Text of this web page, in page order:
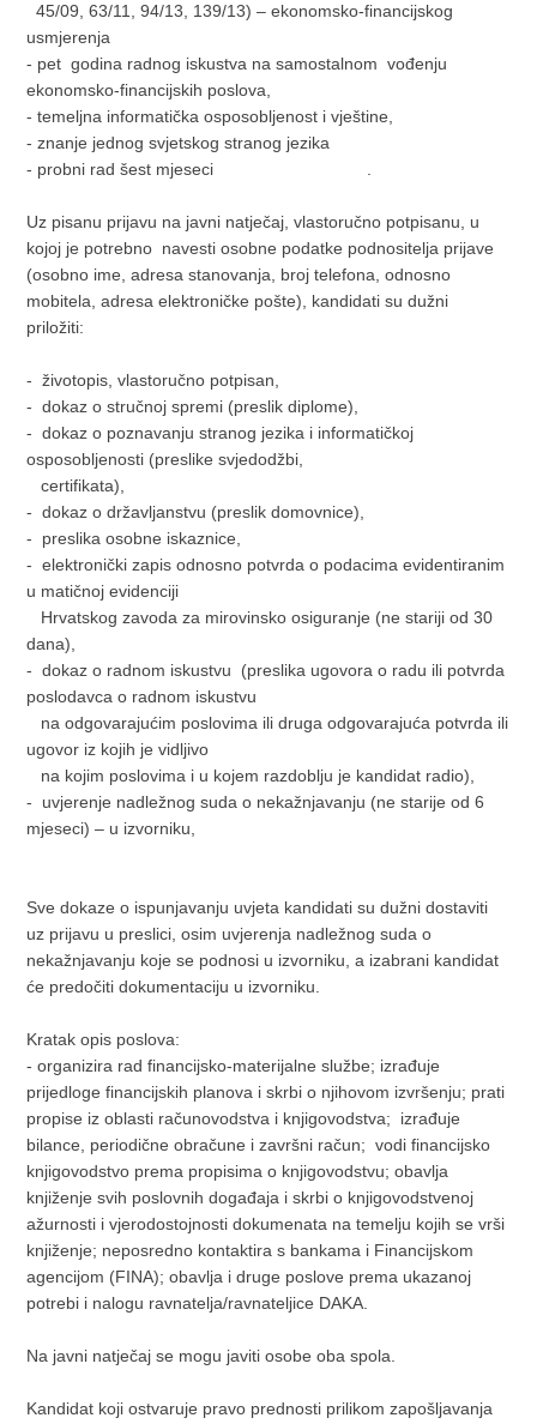
45/09, 63/11, 94/13, 139/13) – ekonomsko-financijskog
usmjerenja
- pet godina radnog iskustva na samostalnom vođenju
ekonomsko-financijskih poslova,
- temeljna informatička osposobljenost i vještine,
- znanje jednog svjetskog stranog jezika
- probni rad šest mjeseci .
Uz pisanu prijavu na javni natječaj, vlastoručno potpisanu, u
kojoj je potrebno navesti osobne podatke podnositelja prijave
(osobno ime, adresa stanovanja, broj telefona, odnosno
mobitela, adresa elektroničke pošte), kandidati su dužni
priložiti:
- životopis, vlastoručno potpisan,
- dokaz o stručnoj spremi (preslik diplome),
- dokaz o poznavanju stranog jezika i informatičkoj
osposobljenosti (preslike svjedodžbi,
certifikata),
- dokaz o državljanstvu (preslik domovnice),
- preslika osobne iskaznice,
- elektronički zapis odnosno potvrda o podacima evidentiranim
u matičnoj evidenciji
Hrvatskog zavoda za mirovinsko osiguranje (ne stariji od 30
dana),
- dokaz o radnom iskustvu (preslika ugovora o radu ili potvrda
poslodavca o radnom iskustvu
na odgovarajućim poslovima ili druga odgovarajuća potvrda ili
ugovor iz kojih je vidljivo
na kojim poslovima i u kojem razdoblju je kandidat radio),
- uvjerenje nadležnog suda o nekažnjavanju (ne starije od 6
mjeseci) – u izvorniku,
Sve dokaze o ispunjavanju uvjeta kandidati su dužni dostaviti
uz prijavu u preslici, osim uvjerenja nadležnog suda o
nekažnjavanju koje se podnosi u izvorniku, a izabrani kandidat
će predočiti dokumentaciju u izvorniku.
Kratak opis poslova:
- organizira rad financijsko-materijalne službe; izrađuje
prijedloge financijskih planova i skrbi o njihovom izvršenju; prati
propise iz oblasti računovodstva i knjigovodstva; izrađuje
bilance, periodične obračune i završni račun; vodi financijsko
knjigovodstvo prema propisima o knjigovodstvu; obavlja
knjiženje svih poslovnih događaja i skrbi o knjigovodstvenoj
ažurnosti i vjerodostojnosti dokumenata na temelju kojih se vrši
knjiženje; neposredno kontaktira s bankama i Financijskom
agencijom (FINA); obavlja i druge poslove prema ukazanoj
potrebi i nalogu ravnatelja/ravnateljice DAKA.
Na javni natječaj se mogu javiti osobe oba spola.
Kandidat koji ostvaruje pravo prednosti prilikom zapošljavanja